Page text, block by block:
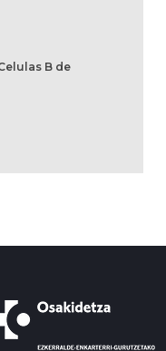
B de